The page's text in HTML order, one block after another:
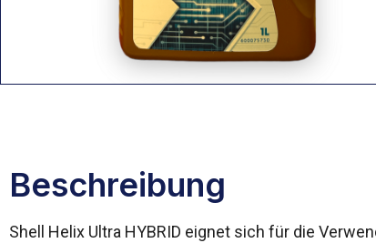
Beschreibung
Shell Helix Ultra HYBRID eignet sich für die